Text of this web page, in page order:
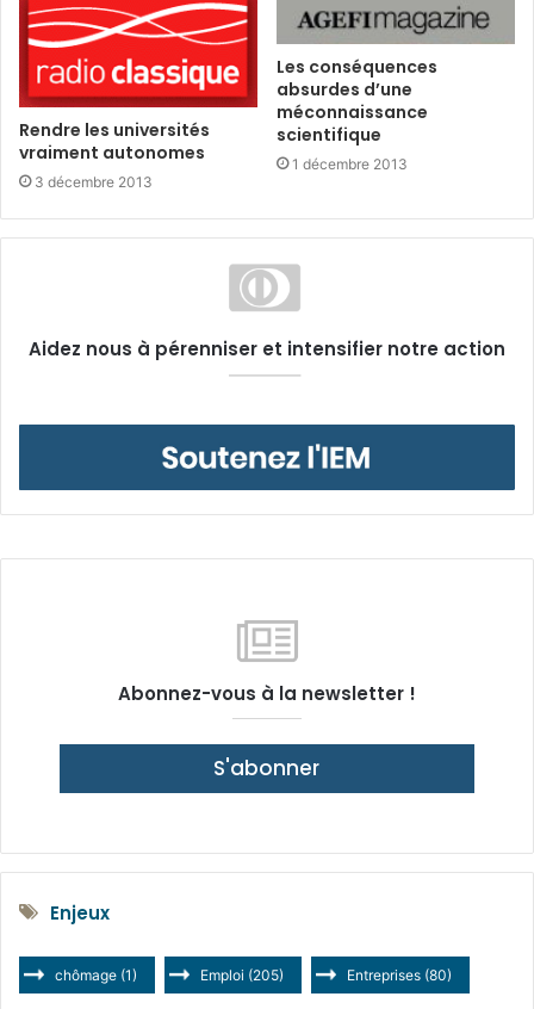
Rendre les universités
vraiment autonomes
3 décembre 2013
Les conséquences
absurdes d’une
méconnaissance
scientifique
1 décembre 2013
Aidez nous à pérenniser et intensifier notre action
Abonnez-vous à la newsletter !
S'abonner
Enjeux
chômage (1) Emploi (205) Entreprises (80)